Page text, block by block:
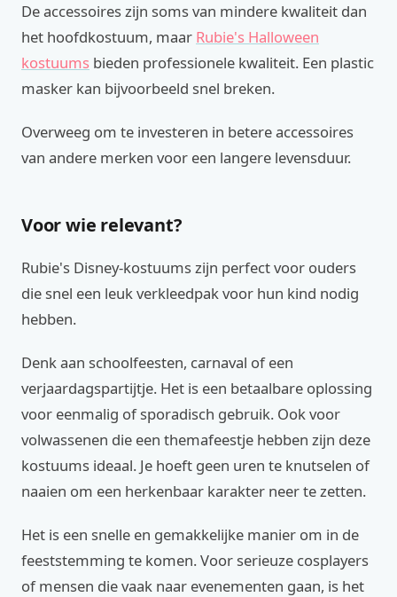
De accessoires zijn soms van mindere kwaliteit dan
het hoofdkostuum, maar Rubie's Halloween
kostuums bieden professionele kwaliteit. Een plastic
masker kan bijvoorbeeld snel breken.
Overweeg om te investeren in betere accessoires
van andere merken voor een langere levensduur.
Voor wie relevant?
Rubie's Disney-kostuums zijn perfect voor ouders
die snel een leuk verkleedpak voor hun kind nodig
hebben.
Denk aan schoolfeesten, carnaval of een
verjaardagspartijtje. Het is een betaalbare oplossing
voor eenmalig of sporadisch gebruik. Ook voor
volwassenen die een themafeestje hebben zijn deze
kostuums ideaal. Je hoeft geen uren te knutselen of
naaien om een herkenbaar karakter neer te zetten.
Het is een snelle en gemakkelijke manier om in de
feeststemming te komen. Voor serieuze cosplayers
of mensen die vaak naar evenementen gaan, is het